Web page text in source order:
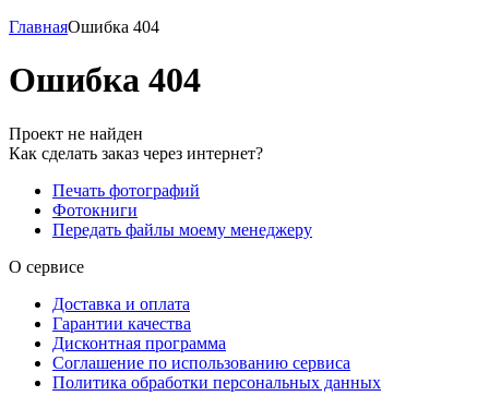
ГлавнаяОшибка 404
Ошибка 404
Проект не найден
Как сделать заказ через интернет?
Печать фотографий
Фотокниги
Передать файлы моему менеджеру
О сервисе
Доставка и оплата
Гарантии качества
Дисконтная программа
Соглашение по использованию сервиса
Политика обработки персональных данных